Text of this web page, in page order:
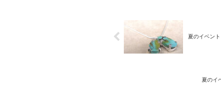
夏のイベン
夏のイ